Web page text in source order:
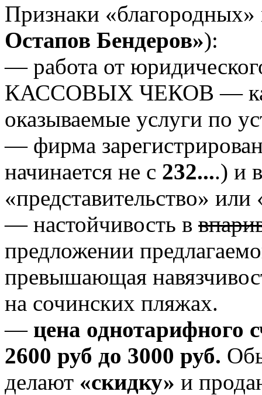
Признаки
Остапов Бендеров»):
— работа от
КАССОВЫХ ЧЕКОВ — как
оказываемые услуги по
— фирма
начинается не с 232....) и
«представительство»
— настойчивость в
предложении
превышающая
на сочинских пляжах.
— цена однотарифного
2600 руб до 3000 руб.
делают «скидку» и